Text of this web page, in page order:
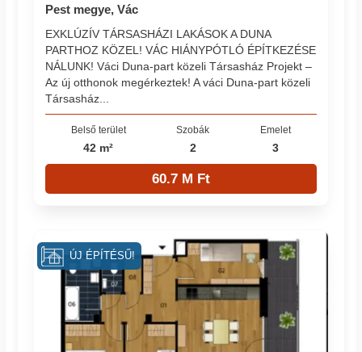
Pest megye, Vác
EXKLÚZÍV TÁRSASHÁZI LAKÁSOK A DUNA
PARTHOZ KÖZEL! VÁC HIÁNYPÓTLÓ ÉPÍTKEZÉSE
NÁLUNK! Váci Duna-part közeli Társasház Projekt –
Az új otthonok megérkeztek! A váci Duna-part közeli
Társasház...
Belső terület
42 m²
Szobák
2
Emelet
3
60.7 M Ft
ÚJ ÉPÍTÉSŰ!